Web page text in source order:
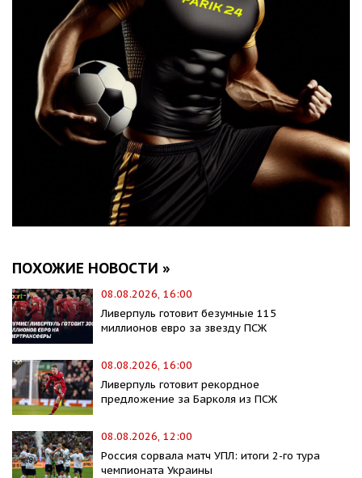
ПОХОЖИЕ НОВОСТИ »
08.08.2026, 16:00
Ливерпуль готовит безумные 115
миллионов евро за звезду ПСЖ
08.08.2026, 16:00
Ливерпуль готовит рекордное
предложение за Барколя из ПСЖ
08.08.2026, 12:00
Россия сорвала матч УПЛ: итоги 2-го тура
чемпионата Украины